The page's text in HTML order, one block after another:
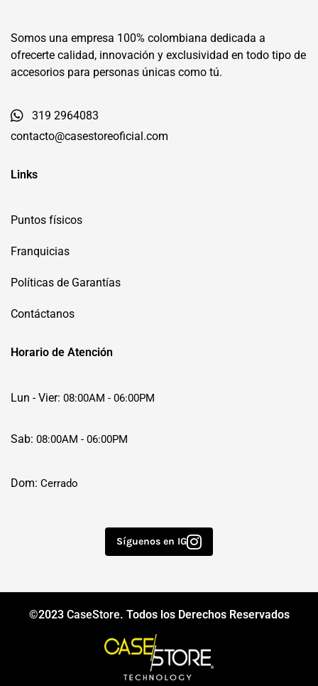
Somos una empresa 100% colombiana dedicada a
ofrecerte calidad, innovación y exclusividad en todo tipo de
accesorios para personas únicas como tú.
319 2964083
contacto@casestoreoficial.com
Links
Puntos físicos
Franquicias
Políticas de Garantías
Contáctanos
Horario de Atención
Lun - Vier: 08:00AM - 06:00PM
Sab: 08:00AM - 06:00PM
Dom: Cerrado
Síguenos en IG
©2023 CaseStore. Todos los Derechos Reservados